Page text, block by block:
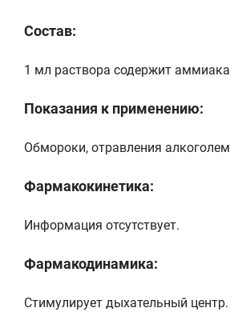
Состав:
1 мл раствора содержит аммиака
Показания к применению:
Обмороки, отравления
Фармакокинетика:
Информация отсутствует.
Фармакодинамика:
Стимулирует дыхательный центр.